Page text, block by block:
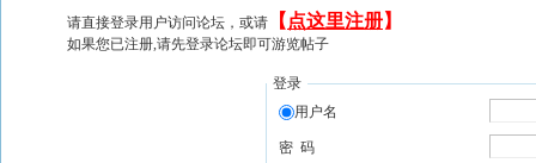
请直接登录用户访问论坛，或请 【 点这里注册】
如果您已注册,请先登录论坛即可游览帖子
登录
用户名
密 码